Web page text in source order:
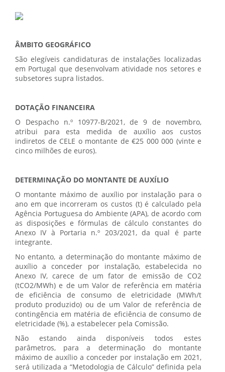
ÂMBITO GEOGRÁFICO
São elegíveis candidaturas de instalações localizadas
em Portugal que desenvolvam atividade nos setores e
subsetores supra listados.
DOTAÇÃO FINANCEIRA
O Despacho n.º 10977-B/2021, de 9 de novembro,
atribui para esta medida de auxílio aos custos
indiretos de CELE o montante de €25 000 000 (vinte e
cinco milhões de euros).
DETERMINAÇÃO DO MONTANTE DE AUXÍLIO
O montante máximo de auxílio por instalação para o
ano em que incorreram os custos (t) é calculado pela
Agência Portuguesa do Ambiente (APA), de acordo com
as disposições e fórmulas de cálculo constantes do
Anexo IV à Portaria n.º 203/2021, da qual é parte
integrante.
No entanto, a determinação do montante máximo de
auxílio a conceder por instalação, estabelecida no
Anexo IV, carece de um fator de emissão de CO2
(tCO2/MWh) e de um Valor de referência em matéria
de eficiência de consumo de eletricidade (MWh/t
produto produzido) ou de um Valor de referência de
contingência em matéria de eficiência de consumo de
eletricidade (%), a estabelecer pela Comissão.
Não estando ainda disponíveis todos estes
parâmetros, para a determinação do montante
máximo de auxílio a conceder por instalação em 2021,
será utilizada a “Metodologia de Cálculo” definida pela